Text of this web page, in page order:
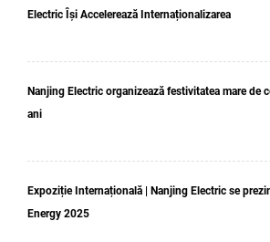
Electric Își Accelerează Internaționalizarea
Nanjing Electric organizează festivitatea mare de
ani
Expoziție Internațională | Nanjing Electric se
Energy 2025